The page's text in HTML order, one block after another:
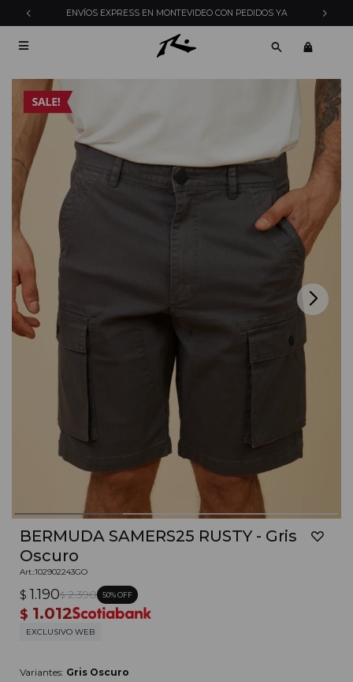
ENVÍOS EXPRESS EN MONTEVIDEO CON PEDIDOS YA

BERMUDA SAMERS25 RUSTY - Gris
Oscuro
102902243GO
$ 1.190$ 2.390 50
$ 1.012
EXCLUSIVO WEB
Variantes: Gris Oscuro